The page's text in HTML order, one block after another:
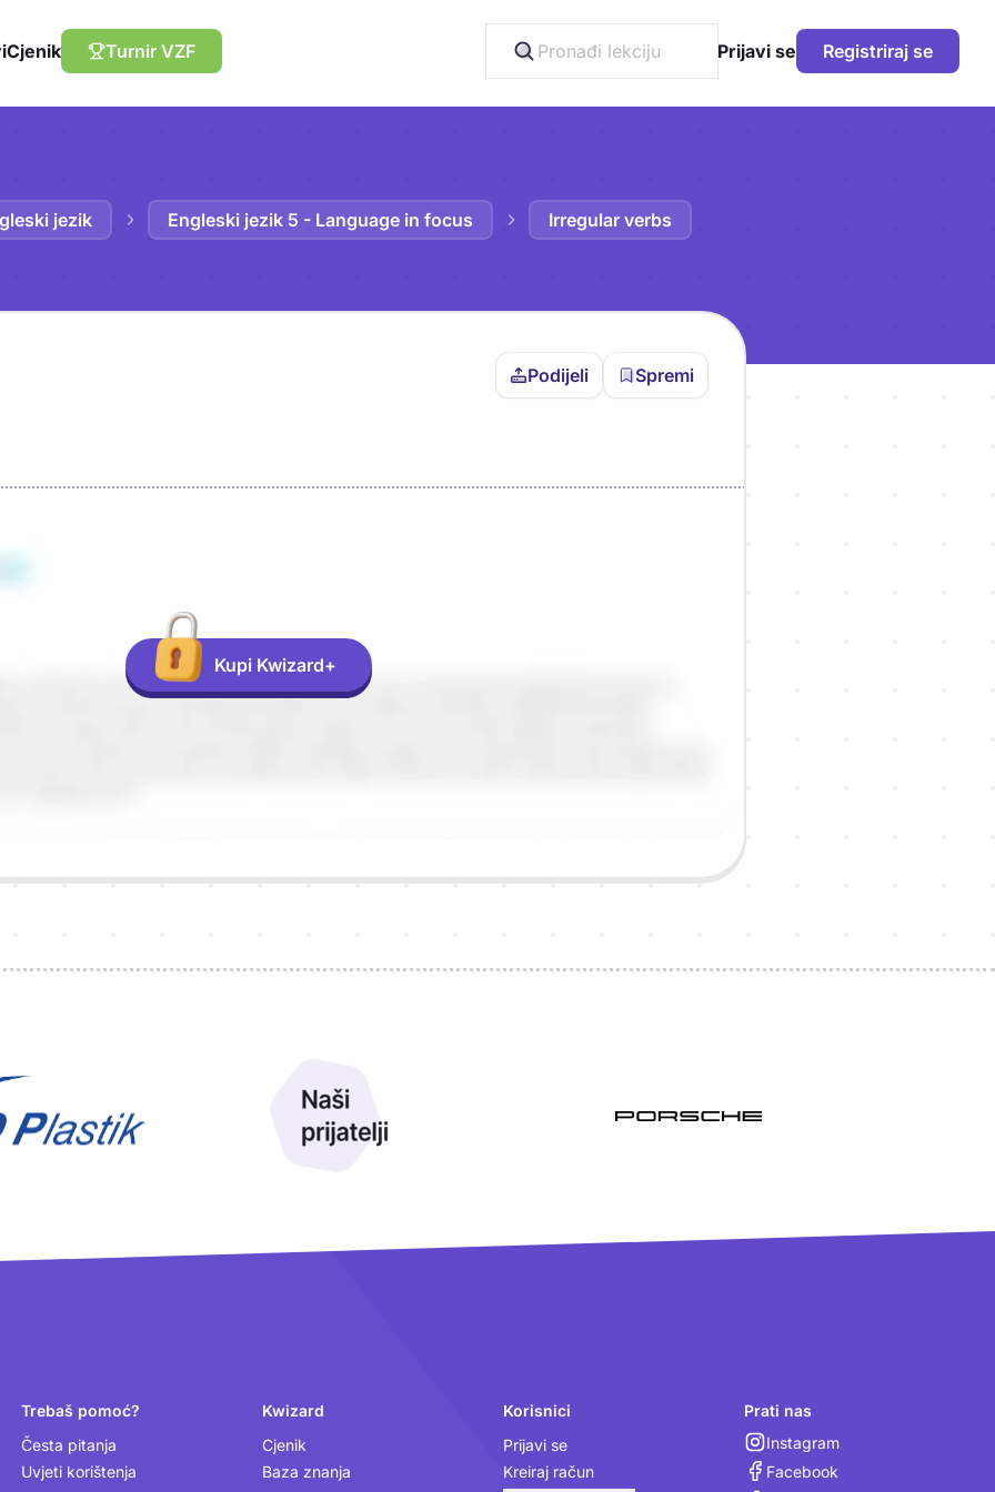
Cjenik Turnir VZF Prijavi se Registriraj se
jezik Engleski jezik 5 - Language in focus Irregular verbs
Podijeli Spremi
Kupi Kwizard+
Trebaš pomoć?
Česta pitanja
Uvjeti korištenja
Kwizard
Cjenik
Baza znanja
Korisnici
Prijavi se
Kreiraj račun
Prati nas
Instagram
Facebook